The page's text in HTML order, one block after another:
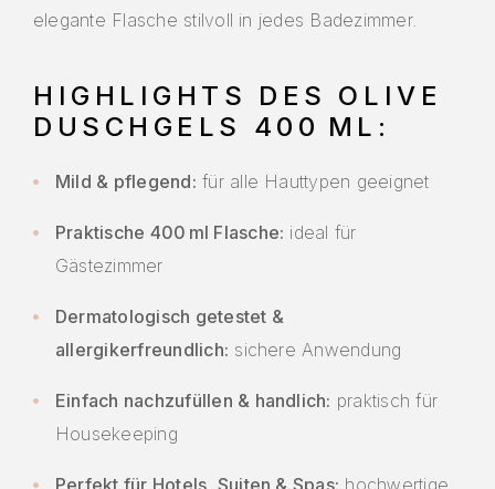
elegante Flasche stilvoll in jedes Badezimmer.
HIGHLIGHTS DES OLIVE
DUSCHGELS 400 ML:
Mild & pflegend: für alle Hauttypen geeignet
Praktische 400 ml Flasche: ideal für
Gästezimmer
Dermatologisch getestet &
allergikerfreundlich: sichere Anwendung
Einfach nachzufüllen & handlich: praktisch für
Housekeeping